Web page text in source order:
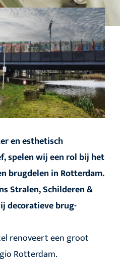
en esthetisch
spelen wij een rol bij het
brugdelen in Rotterdam.
Stralen, Schilderen &
decoratieve brug-
renoveert een groot
Rotterdam.